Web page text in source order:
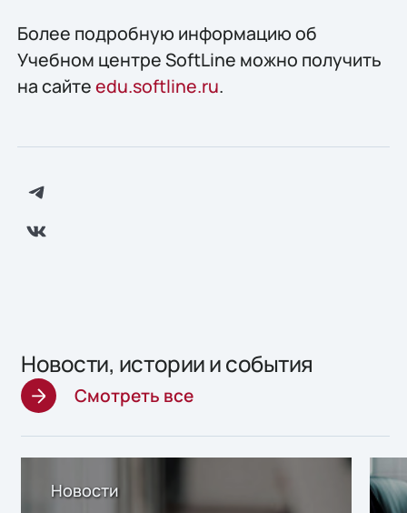
Более подробную информацию об
Учебном центре SoftLine можно получить
на сайтеedu.softline.ru.
Новости, истории и события
Смотреть все
Новости